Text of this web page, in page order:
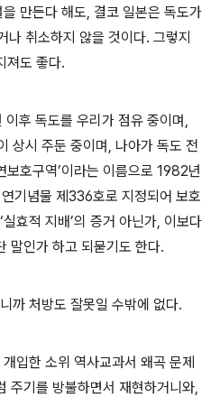
만든다 해도, 결코 일본은 독도가
나 취소하지 않을 것이다. 그렇지
져도 좋다.
후 독도를 우리가 점유 중이며,
상시 주둔 중이며, 나아가 독도 전
호구역’이라는 이름으로 1982년
기념물 제336호로 지정되어 보호
효적 지배’의 증거 아닌가, 이보다
말인가 하고 되묻기도 한다.
까 처방도 잘못일 수밖에 없다.
입한 소위 역사교과서 왜곡 문제
주기를 방불하면서 재현하거니와,